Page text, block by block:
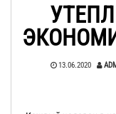
13.06.2020